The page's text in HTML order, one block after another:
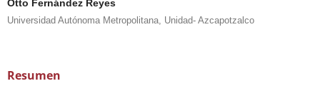
Otto Fernández Reyes
Universidad Autónoma Metropolitana, Unidad- Azcapotzalco
Resumen